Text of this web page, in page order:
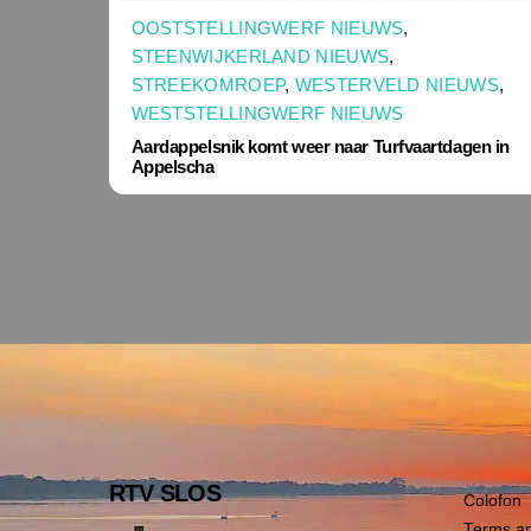
OOSTSTELLINGWERF NIEUWS,
STEENWIJKERLAND NIEUWS,
STREEKOMROEP, WESTERVELD NIEUWS,
WESTSTELLINGWERF NIEUWS
Aardappelsnik komt weer naar Turfvaartdagen in
Appelscha
RTV SLOS Colofon